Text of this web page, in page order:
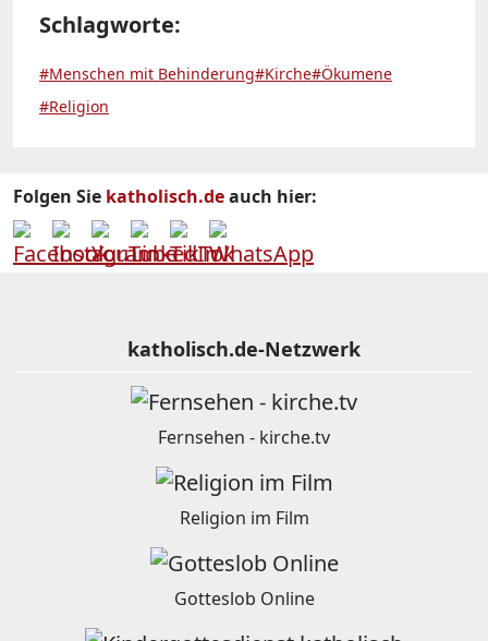
Schlagworte:
#Menschen mit Behinderung#Kirche#Ökumene
#Religion
Folgen Sie katholisch.deauch hier:
katholisch.de-Netzwerk
Fernsehen - kirche.tv
Religion im Film
Gotteslob Online